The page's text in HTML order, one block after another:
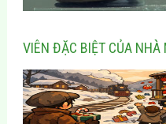
VIÊN ĐẶC BIỆT CỦA NHÀ